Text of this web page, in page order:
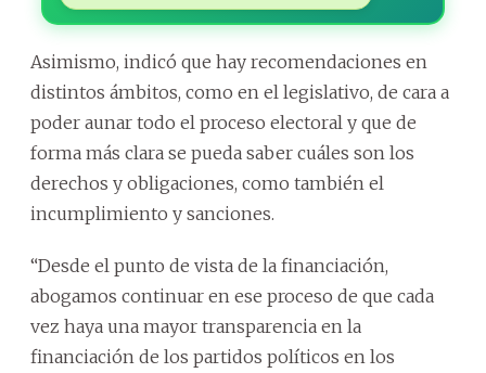
Asimismo, indicó que hay recomendaciones en
distintos ámbitos, como en el legislativo, de cara a
poder aunar todo el proceso electoral y que de
forma más clara se pueda saber cuáles son los
derechos y obligaciones, como también el
incumplimiento y sanciones.
“Desde el punto de vista de la financiación,
abogamos continuar en ese proceso de que cada
vez haya una mayor transparencia en la
financiación de los partidos políticos en los